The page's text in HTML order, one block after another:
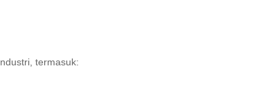
termasuk: